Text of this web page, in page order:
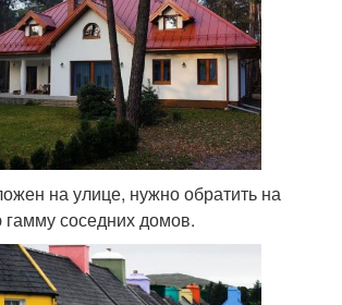
на улице, нужно обратить на
соседних домов.